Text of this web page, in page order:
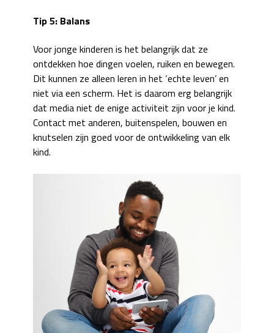
Tip 5: Balans
Voor jonge kinderen is het belangrijk dat ze
ontdekken hoe dingen voelen, ruiken en bewegen.
Dit kunnen ze alleen leren in het ‘echte leven’ en
niet via een scherm. Het is daarom erg belangrijk
dat media niet de enige activiteit zijn voor je kind.
Contact met anderen, buitenspelen, bouwen en
knutselen zijn goed voor de ontwikkeling van elk
kind.